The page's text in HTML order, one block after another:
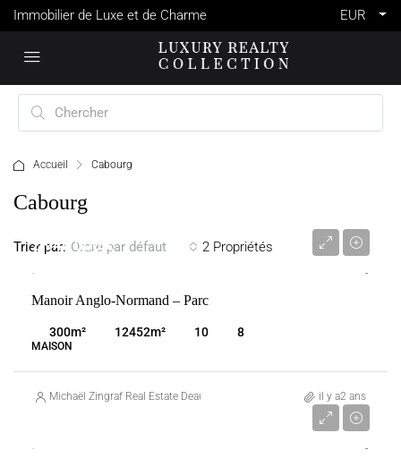
Immobilier de Luxe et de Charme EUR
Accueil Cabourg
Cabourg
2 Propriétés
Trier par: Ordre par défaut
2 940 000 €
Manoir Anglo-Normand – Parc
300m² 12452m² 10 8
MAISON
Michaël Zingraf Real Estate Deauville il y a2 ans